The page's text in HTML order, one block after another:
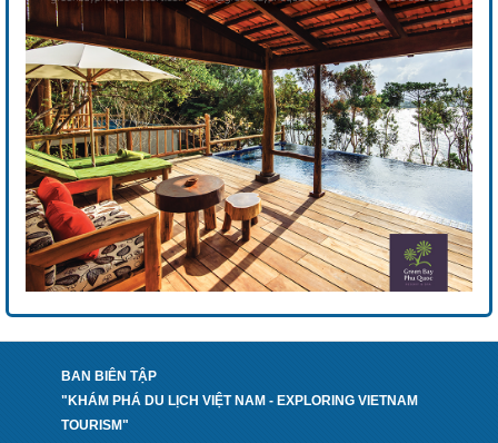
BAN BIÊN TẬP
"KHÁM PHÁ DU LỊCH VIỆT NAM - EXPLORING VIETNAM
TOURISM"